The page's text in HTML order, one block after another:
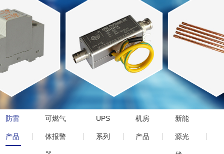
防雷
产品
可燃气
体报警
UPS
系列
机房
产品
新能
源光